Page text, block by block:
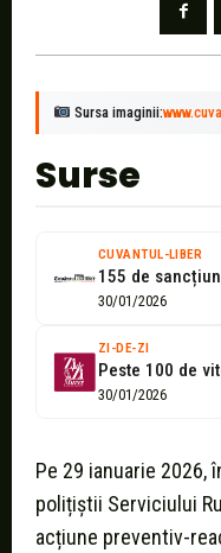
Sursa imaginii:
Surse
CUVANTUL-LIBER
30/01/2026
ZI-DE-ZI
30/01/2026
Pe 29 ianuarie 2026,
polițiștii Serviciului
acțiune preventiv-